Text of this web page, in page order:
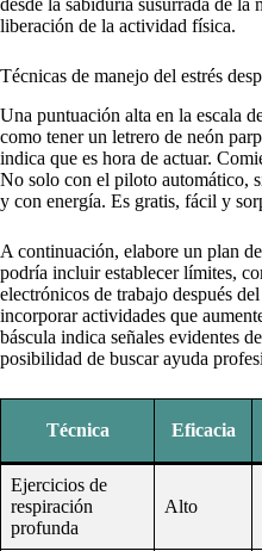
desde la sabiduría susurrada de la
liberación de la actividad física.
Técnicas de manejo del estrés
Una puntuación alta en la escala
como tener un letrero de neón
indica que es hora de actuar.
No solo con el piloto automático,
y con energía. Es gratis, fácil y
A continuación, elabore un plan
podría incluir establecer límites,
electrónicos de trabajo después
incorporar actividades que
báscula indica señales evidentes
posibilidad de buscar ayuda
Técnica Eficacia
Ejercicios de
respiración
profunda
Alto